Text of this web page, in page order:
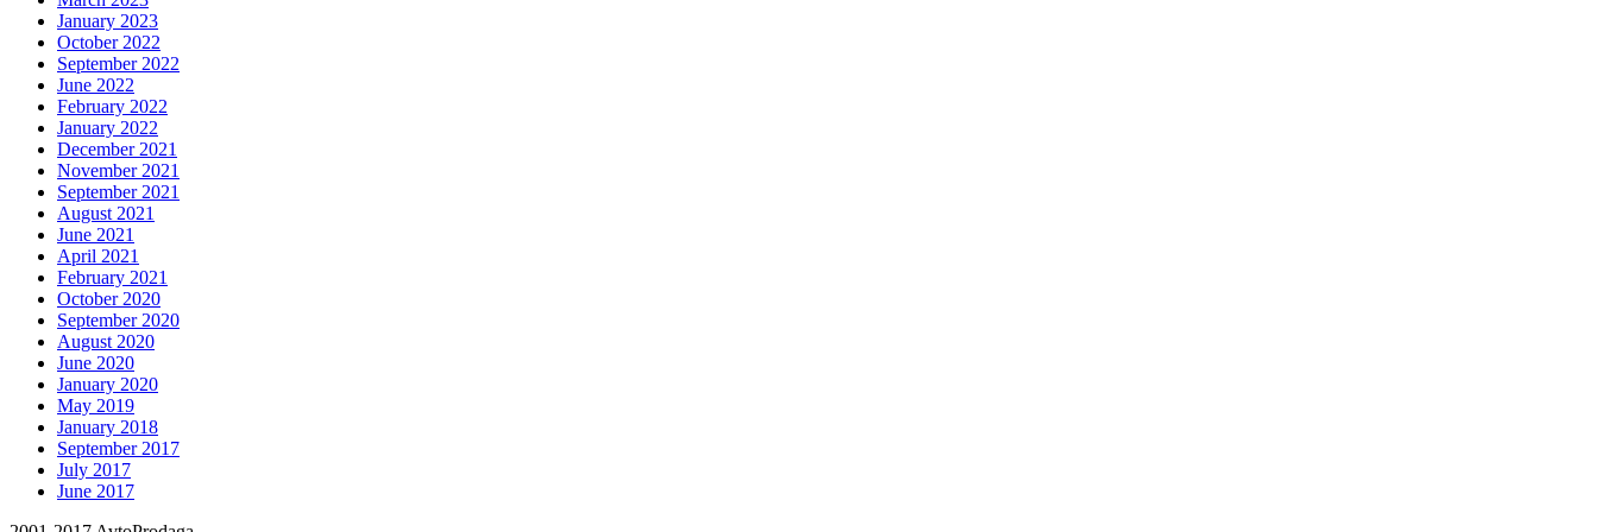
January 2023
October 2022
September 2022
June 2022
February 2022
January 2022
December 2021
November 2021
September 2021
August 2021
June 2021
April 2021
February 2021
October 2020
September 2020
August 2020
June 2020
January 2020
May 2019
January 2018
September 2017
July 2017
June 2017